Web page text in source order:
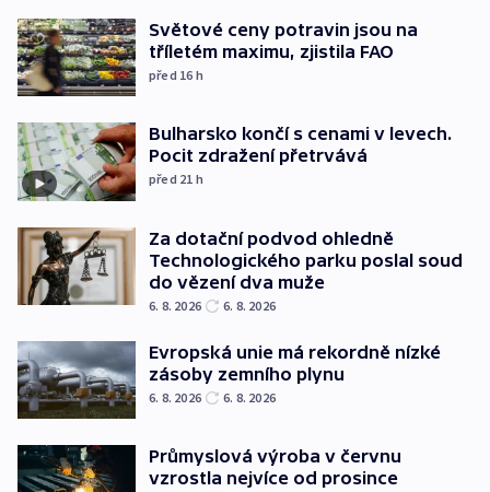
Světové ceny potravin jsou na
tříletém maximu, zjistila FAO
před 16 h
Bulharsko končí s cenami v levech.
Pocit zdražení přetrvává
před 21 h
Za dotační podvod ohledně
Technologického parku poslal soud
do vězení dva muže
6. 8. 2026 6. 8. 2026
Evropská unie má rekordně nízké
zásoby zemního plynu
6. 8. 2026 6. 8. 2026
Průmyslová výroba v červnu
vzrostla nejvíce od prosince